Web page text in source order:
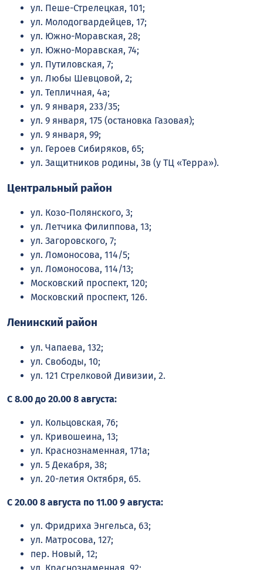
ул. Пеше-Стрелецкая, 101;
ул. Молодогвардейцев, 17;
ул. Южно-Моравская, 28;
ул. Южно-Моравская, 74;
ул. Путиловская, 7;
ул. Любы Шевцовой, 2;
ул. Тепличная, 4а;
ул. 9 января, 233/35;
ул. 9 января, 175 (остановка Газовая);
ул. 9 января, 99;
ул. Героев Сибиряков, 65;
ул. Защитников родины, 3в (у ТЦ «Терра»).
Центральный район
ул. Козо-Полянского, 3;
ул. Летчика Филиппова, 13;
ул. Загоровского, 7;
ул. Ломоносова, 114/5;
ул. Ломоносова, 114/13;
Московский проспект, 120;
Московский проспект, 126.
Ленинский район
ул. Чапаева, 132;
ул. Свободы, 10;
ул. 121 Стрелковой Дивизии, 2.
С 8.00 до 20.00 8 августа:
ул. Кольцовская, 76;
ул. Кривошеина, 13;
ул. Краснознаменная, 171а;
ул. 5 Декабря, 38;
ул. 20-летия Октября, 65.
С 20.00 8 августа по 11.00 9 августа:
ул. Фридриха Энгельса, 63;
ул. Матросова, 127;
пер. Новый, 12;